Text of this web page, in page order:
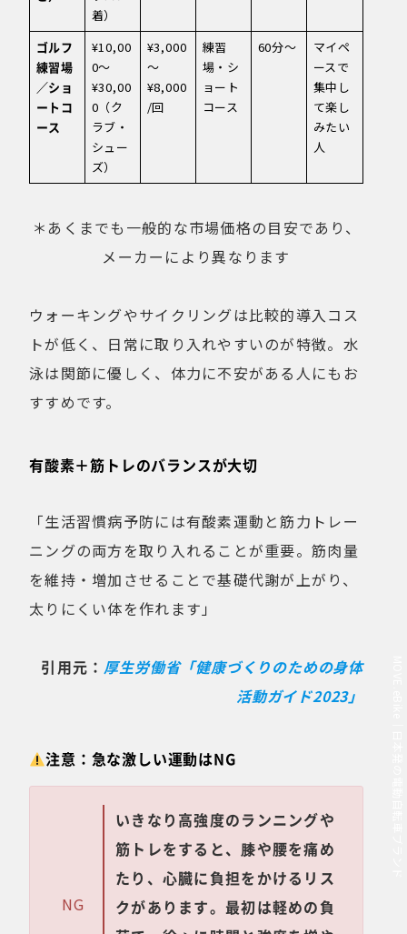
着）
ゴルフ
練習場
／ショ
ートコ
ース
¥10,00
0〜
¥30,00
0（ク
ラブ・
シュー
ズ）
¥3,000
〜
¥8,000
/回
練習
場・シ
ョート
コース
60分〜
マイペ
ースで
集中し
て楽し
みたい
人
＊あくまでも一般的な市場価格の目安であり、
メーカーにより異なります
ウォーキングやサイクリングは比較的導入コス
トが低く、日常に取り入れやすいのが特徴。水
泳は関節に優しく、体力に不安がある人にもお
すすめです。
有酸素＋筋トレのバランスが大切
「生活習慣病予防には有酸素運動と筋力トレー
ニングの両方を取り入れることが重要。筋肉量
を維持・増加させることで基礎代謝が上がり、
太りにくい体を作れます」
引用元：厚生労働省「健康づくりのための身体
活動ガイド2023」
注意：急な激しい運動はNG
NG
いきなり高強度のランニングや
筋トレをすると、膝や腰を痛め
たり、心臓に負担をかけるリス
クがあります。最初は軽めの負